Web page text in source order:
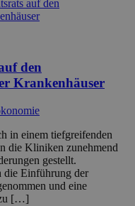
den
Krankenhäuser
in einem tiefgreifenden
die Kliniken zunehmend
gestellt.
die Einführung der
und eine
zu […]